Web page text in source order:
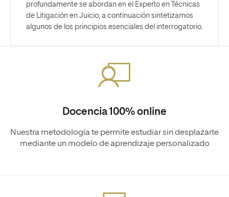
profundamente se abordan en el Experto en Técnicas
de Litigación en Juicio, a continuación sintetizamos
algunos de los principios esenciales del interrogatorio.
Docencia 100% online
Nuestra metodología te permite estudiar sin desplazarte
mediante un modelo de aprendizaje personalizado